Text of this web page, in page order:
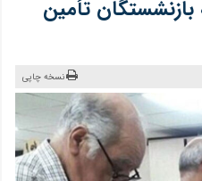
تومانی به بازنشستگان تأمین
نسخه چاپی